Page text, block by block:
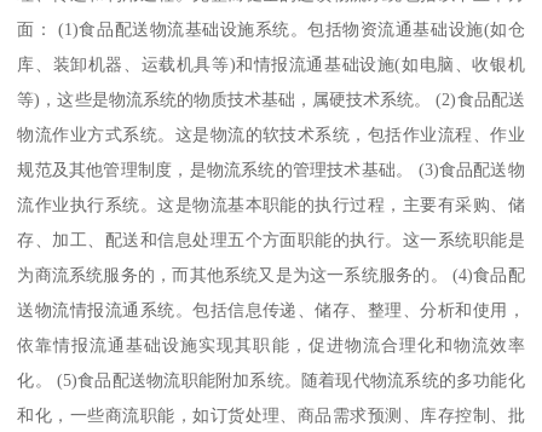
面： (1)食品配送物流基础设施系统。包括物资流通基础设施(如仓
库、装卸机器、运载机具等)和情报流通基础设施(如电脑、收银机
等)，这些是物流系统的物质技术基础，属硬技术系统。 (2)食品配送
物流作业方式系统。这是物流的软技术系统，包括作业流程、作业
规范及其他管理制度，是物流系统的管理技术基础。 (3)食品配送物
流作业执行系统。这是物流基本职能的执行过程，主要有采购、储
存、加工、配送和信息处理五个方面职能的执行。这一系统职能是
为商流系统服务的，而其他系统又是为这一系统服务的。 (4)食品配
送物流情报流通系统。包括信息传递、储存、整理、分析和使用，
依靠情报流通基础设施实现其职能，促进物流合理化和物流效率
化。 (5)食品配送物流职能附加系统。随着现代物流系统的多功能化
和化，一些商流职能，如订货处理、商品需求预测、库存控制、批